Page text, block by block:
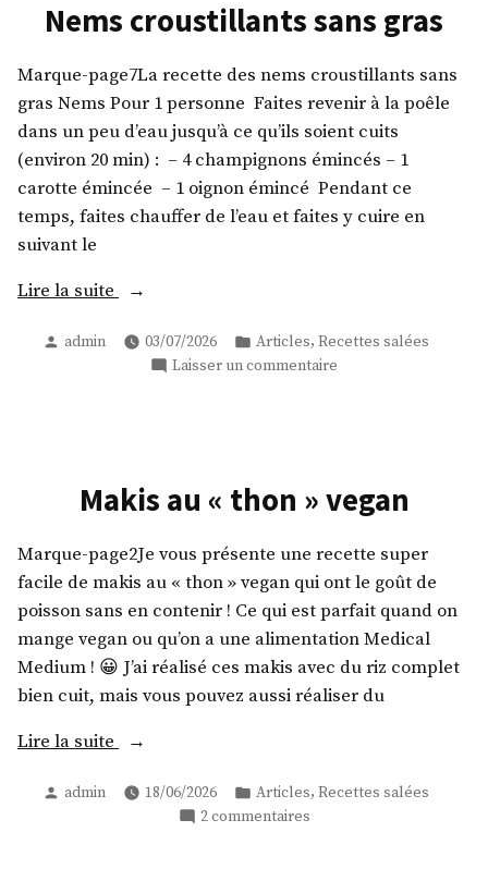
Nems croustillants sans gras
Marque-page7La recette des nems croustillants sans
gras Nems Pour 1 personne Faites revenir à la poêle
dans un peu d’eau jusqu’à ce qu’ils soient cuits
(environ 20 min) : – 4 champignons émincés – 1
carotte émincée – 1 oignon émincé Pendant ce
temps, faites chauffer de l’eau et faites y cuire en
suivant le
Lire la suite
« Nems
sans
gras »
Publié
admin 03/07/2026
Publié
dans
Articles, Recettes salées
Laisser un commentaire
Makis au « thon » vegan
Marque-page2Je vous présente une recette super
facile de makis au « thon » vegan qui ont le goût de
poisson sans en contenir ! Ce qui est parfait quand on
mange vegan ou qu’on a une alimentation Medical
Medium ! 😀 J’ai réalisé ces makis avec du riz complet
bien cuit, mais vous pouvez aussi réaliser du
Lire la suite
« Makis
« thon »
Publié
admin 18/06/2026
Publié
dans
Articles, Recettes salées
2 commentairessur